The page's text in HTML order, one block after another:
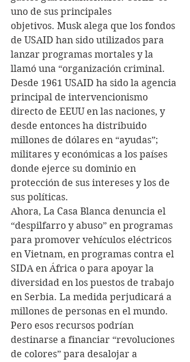
uno de sus principales
objetivos. Musk alega que los fondos
de USAID han sido utilizados para
lanzar programas mortales y la
llamó una “organización criminal.
Desde 1961 USAID ha sido la agencia
principal de intervencionismo
directo de EEUU en las naciones, y
desde entonces ha distribuido
millones de dólares en “ayudas”;
militares y económicas a los países
donde ejerce su dominio en
protección de sus intereses y los de
sus políticas.
Ahora, La Casa Blanca denuncia el
“despilfarro y abuso” en programas
para promover vehículos eléctricos
en Vietnam, en programas contra el
SIDA en África o para apoyar la
diversidad en los puestos de trabajo
en Serbia. La medida perjudicará a
millones de personas en el mundo.
Pero esos recursos podrían
destinarse a financiar “revoluciones
de colores” para desalojar a